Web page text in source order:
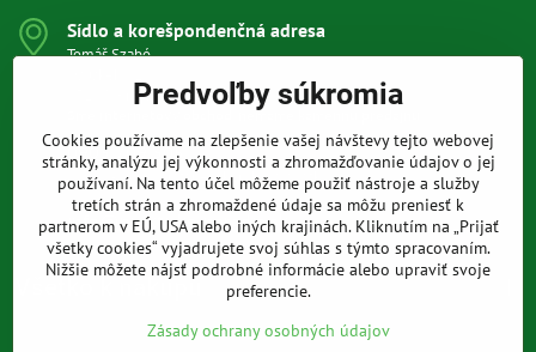
Sídlo a korešpondenčná adresa
Tomáš Szabó
851 03 Bratislava
Sme internetový obchod, nemáme kamennú predajňu.
0903 709 305
(08:00 - 20:00 vrátane víkendov a sviatkov)
info​@prakticke-naradie​.sk
Všetko k nákupu
Predvoľby súkromia
Cookies používame na zlepšenie vašej návštevy tejto webovej
stránky, analýzu jej výkonnosti a zhromažďovanie údajov o jej
používaní. Na tento účel môžeme použiť nástroje a služby
tretích strán a zhromaždené údaje sa môžu preniesť k
partnerom v EÚ, USA alebo iných krajinách. Kliknutím na „Prijať
všetky cookies“ vyjadrujete svoj súhlas s týmto spracovaním.
Nižšie môžete nájsť podrobné informácie alebo upraviť svoje
preferencie.
Zásady ochrany osobných údajov